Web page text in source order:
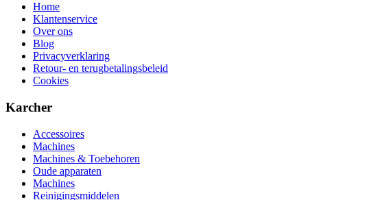
Home
Klantenservice
Over ons
Blog
Privacyverklaring
Retour- en terugbetalingsbeleid
Cookies
Karcher
Accessoires
Machines
Machines & Toebehoren
Oude apparaten
Machines
Reinigingsmiddelen